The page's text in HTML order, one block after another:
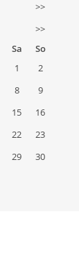
>>
>>
Sa
So
1
2
8
9
15
16
22
23
29
30